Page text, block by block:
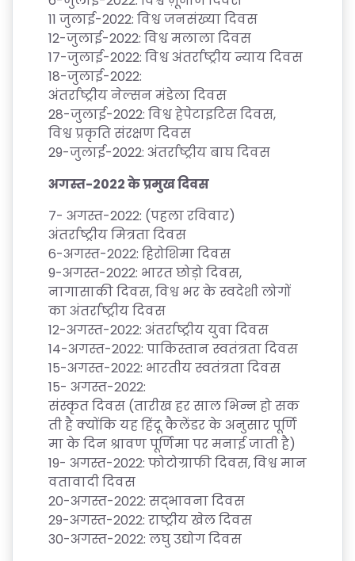
11 जुलाई-2022: विश्वजनसंख्यादिवस
12-जुलाई-2022: विश्वमलालादिवस
17-जुलाई-2022: विश्वअंतर्राष्ट्रीयन्यायदिवस
18-जुलाई-2022:
अंतर्राष्ट्रीयनेल्सनमंडेलादिवस
28-जुलाई-2022: विश्वहेपेटाइटिसदिवस,
विश्वप्रकृतिसंरक्षणदिवस
29-जुलाई-2022: अंतर्राष्ट्रीयबाघदिवस
अगस्त-2022केप्रमुखदिवस
7- अगस्त-2022: (पहलारविवार)
अंतर्राष्ट्रीयमित्रतादिवस
6-अगस्त-2022: हिरोशिमादिवस
9-अगस्त-2022: भारतछोड़ोदिवस,
नागासाकीदिवस,विश्व भरकेस्वदेशीलोगों
काअंतर्राष्ट्रीयदिवस
12-अगस्त-2022: अंतर्राष्ट्रीययुवादिवस
14-अगस्त-2022: पाकिस्तानस्वतंत्रतादिवस
15-अगस्त-2022: भारतीयस्वतंत्रतादिवस
15- अगस्त-2022:
संस्कृतदिवस (तारीखहरसालभिन्नहोसक
तीहैक्योंकियहहिंदूकैलेंडरकेअनुसारपूर्णि
माकेदिन श्रावणपूर्णिमापरमनाईजातीहै)
19- अगस्त-2022: फोटोग्राफीदिवस,विश्वमान
वतावादीदिवस
20-अगस्त-2022: सद्भावनादिवस
29-अगस्त-2022: राष्ट्रीयखेलदिवस
30-अगस्त-2022: लघुउद्योगदिवस